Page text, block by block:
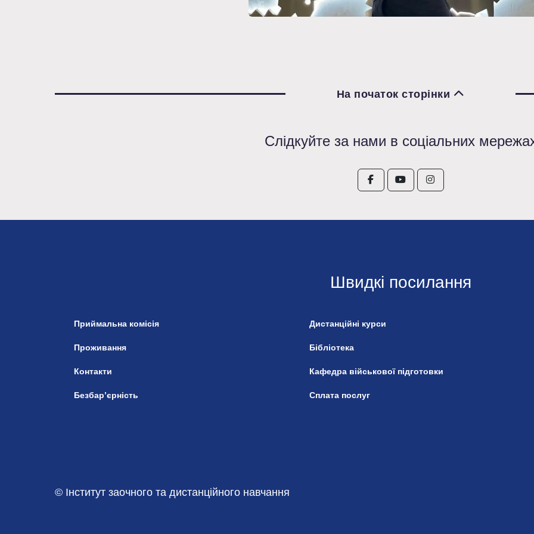
На початок сторінки
Слідкуйте за нами в соціальних
Швидкі посилання
Приймальна комісія
Проживання
Контакти
Безбар’єрність
Дистанційні курси
Бібліотека
Кафедра військової підготовки
Сплата послуг
© Інститут заочного та дистанційного навчання